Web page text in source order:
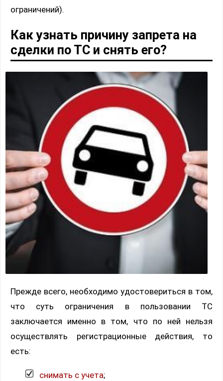
ограничений).
Как узнать причину запрета на
сделки по ТС и снять его?
Прежде всего, необходимо удостовериться в том,
что суть ограничения в пользовании ТС
заключается именно в том, что по ней нельзя
осуществлять регистрационные действия, то
есть:
снимать с учета;